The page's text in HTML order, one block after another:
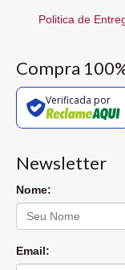
Politica de
Compra
Verificada por
Newsletter
Nome:
Email: